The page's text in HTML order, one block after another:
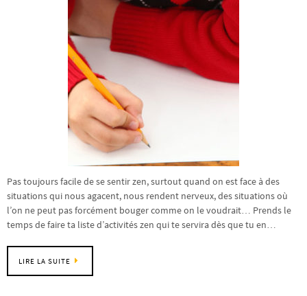
Pas toujours facile de se sentir zen, surtout quand on est face à des
situations qui nous agacent, nous rendent nerveux, des situations où
l’on ne peut pas forcément bouger comme on le voudrait… Prends le
temps de faire ta liste d’activités zen qui te servira dès que tu en…
LIRE LA SUITE